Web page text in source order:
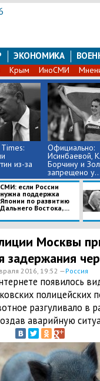
ЭКОНОМИКА
Крым ИноСМИ
из-за
Официально:
Исинбаевой,
Борчину и
запрещено
СМИ: если России
нужна поддержка
Японии по развитию
Дальнего Востока, ...
Москвы
задержания
2016, 19:52 —Россия
появилось
полицейских
разгуливало в
аварийную